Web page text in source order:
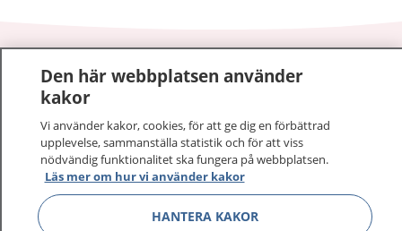
1177–tryggt om din hälsa och vård
sjukdomar och vilka mottagningar du kan kontakta.
Logga in för att läsa din journal och göra dina
vårdärenden. Ring telefonnummer 1177 för
sjukvårdsrådgivning dygnet runt.
1177 ger dig råd när du vill må bättre.
Den här webbplatsen använder
kakor
Vi använder kakor, cookies, för att ge dig en förbättrad
upplevelse, sammanställa statistik och för att viss
nödvändig funktionalitet ska fungera på webbplatsen.
Läs mer om hur vi använder kakor
HANTERA KAKOR